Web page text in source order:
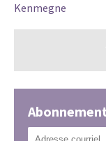
Kenmegne